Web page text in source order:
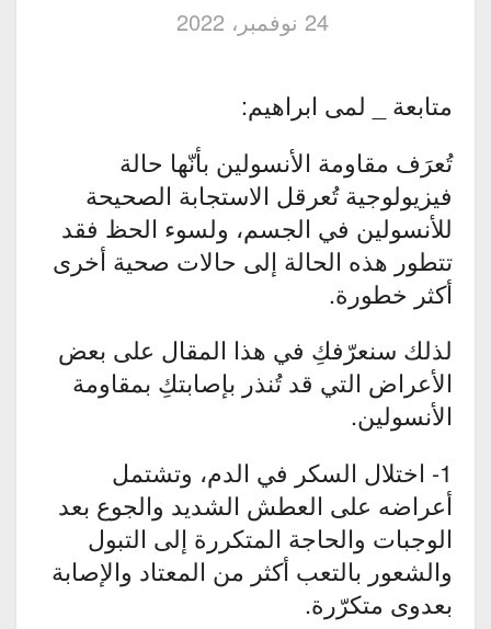
24 نوفمبر، 2022
متابعة _ لمى ابراهيم:
تُعرَف مقاومة الأنسولين بأنّها حالة
فيزيولوجية تُعرقل الاستجابة الصحيحة
للأنسولين في الجسم، ولسوء الحظ فقد
تتطور هذه الحالة إلى حالات صحية أخرى
أكثر خطورة.
لذلك سنعرّفكِ في هذا المقال على بعض
الأعراض التي قد تُنذر بإصابتكِ بمقاومة
الأنسولين.
1- اختلال السكر في الدم، وتشتمل
أعراضه على العطش الشديد والجوع بعد
الوجبات والحاجة المتكررة إلى التبول
والشعور بالتعب أكثر من المعتاد والإصابة
بعدوى متكرّرة.